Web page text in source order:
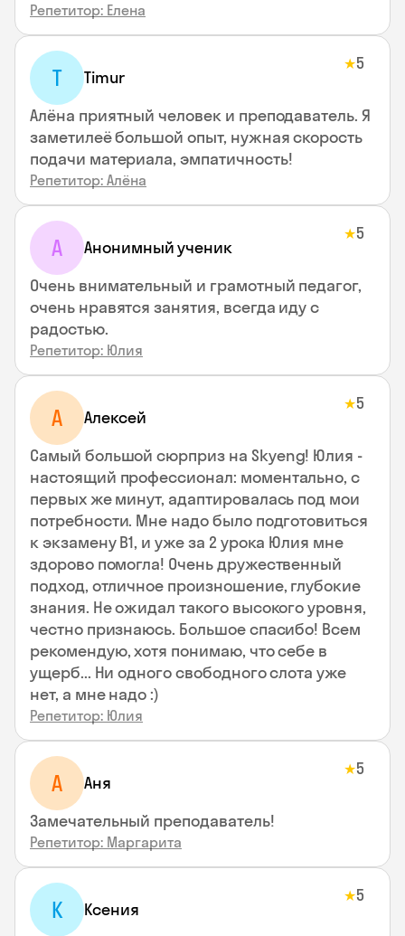
Репетитор: Елена
T Timur
★5
Алёна приятный человек и преподаватель. Я
заметилеё большой опыт, нужная скорость
подачи материала, эмпатичность!
Репетитор: Алёна
А Анонимный ученик
★5
Очень внимательный и грамотный педагог,
очень нравятся занятия, всегда иду с
радостью.
Репетитор: Юлия
А Алексей
★5
Самый большой сюрприз на Skyeng! Юлия -
настоящий профессионал: моментально, с
первых же минут, адаптировалась под мои
потребности. Мне надо было подготовиться
к экзамену В1, и уже за 2 урока Юлия мне
здорово помогла! Очень дружественный
подход, отличное произношение, глубокие
знания. Не ожидал такого высокого уровня,
честно признаюсь. Большое спасибо! Всем
рекомендую, хотя понимаю, что себе в
ущерб... Ни одного свободного слота уже
нет, а мне надо :)
Репетитор: Юлия
А Аня
★5
Замечательный преподаватель!
Репетитор: Маргарита
К Ксения
★5